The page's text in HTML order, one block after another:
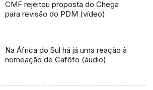
CMF rejeitou proposta do Chega
para revisão do PDM (vídeo)
Na África do Sul há já uma reação à
nomeação de Cafôfo (áudio)